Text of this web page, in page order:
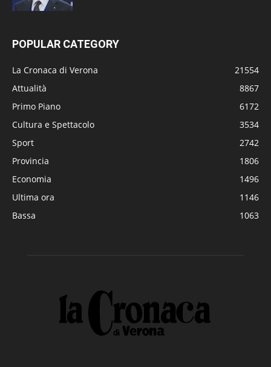
POPULAR CATEGORY
La Cronaca di Verona
21554
Attualità
8867
Primo Piano
6172
Cultura e Spettacolo
3534
Sport
2742
Provincia
1806
Economia
1496
Ultima ora
1146
Bassa
1063